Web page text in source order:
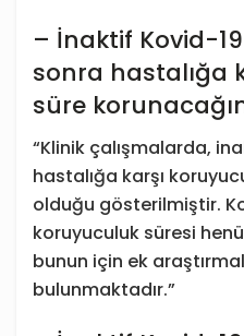
– İnaktif Kovid-
sonra hastalığa
süre
“Klinik çalışmalarda,
hastalığa karşı
olduğu gösterilmiştir.
koruyuculuk süresi
bunun için ek
bulunmaktadır.”